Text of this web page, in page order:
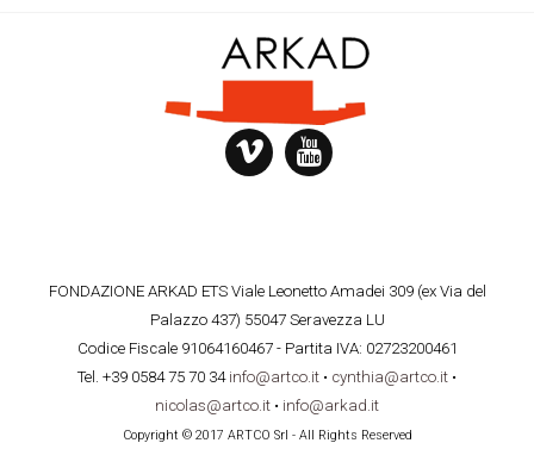
FONDAZIONE ARKAD ETS Viale Leonetto Amadei 309 (ex Via del
Palazzo 437) 55047 Seravezza LU
Codice Fiscale 91064160467 - Partita IVA: 02723200461
Tel. +39 0584 75 70 34 info@artco.it • cynthia@artco.it •
nicolas@artco.it • info@arkad.it
Copyright © 2017 ARTCO Srl - All Rights Reserved